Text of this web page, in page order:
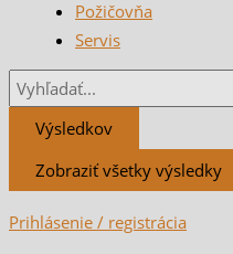
Požičovňa
Servis
Výsledkov
Zobraziť všetky výsledky
Prihlásenie / registrácia